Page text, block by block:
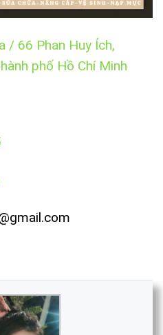
/ 66 Phan Huy Ích,
phố Hồ Chí Minh